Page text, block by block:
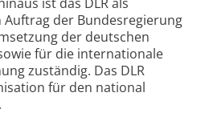
der Bundesregierung
der deutschen
für die internationale
zuständig. Das DLR
für den national